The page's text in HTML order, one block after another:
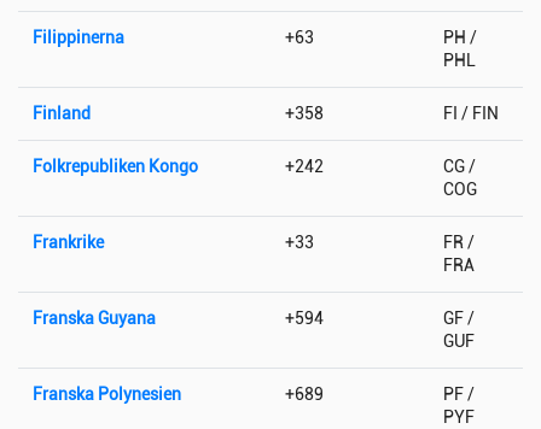
Filippinerna +63
PH /
PHL
Finland +358 FI / FIN
Folkrepubliken Kongo +242
CG /
COG
Frankrike +33
FR /
FRA
Franska Guyana +594
GF /
GUF
Franska Polynesien +689
PF /
PYF